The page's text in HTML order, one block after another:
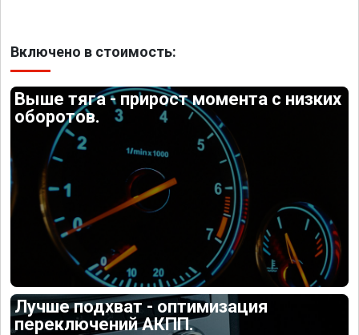
Включено в стоимость:
Выше тяга - прирост момента с низких
оборотов.
Лучше подхват - оптимизация
переключений АКПП.